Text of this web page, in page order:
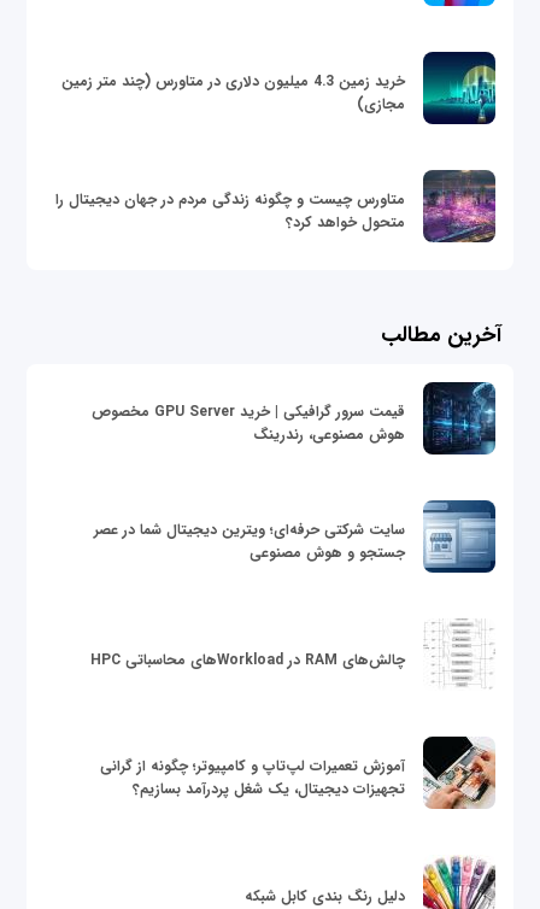
خرید زمین 4.3 میلیون دلاری در متاورس (چند متر زمین
مجازی)
متاورس چیست و چگونه زندگی مردم در جهان دیجیتال را
متحول خواهد کرد؟
آخرین مطالب
قیمت سرور گرافیکی | خرید GPU Server مخصوص
هوش مصنوعی، رندرینگ
سایت شرکتی حرفه‌ای؛ ویترین دیجیتال شما در عصر
جستجو و هوش مصنوعی
چالش‌های RAM در Workloadهای محاسباتی HPC
آموزش تعمیرات لپ‌تاپ و کامپیوتر؛ چگونه از گرانی
تجهیزات دیجیتال، یک شغل پردرآمد بسازیم؟
دلیل رنگ بندی کابل شبکه